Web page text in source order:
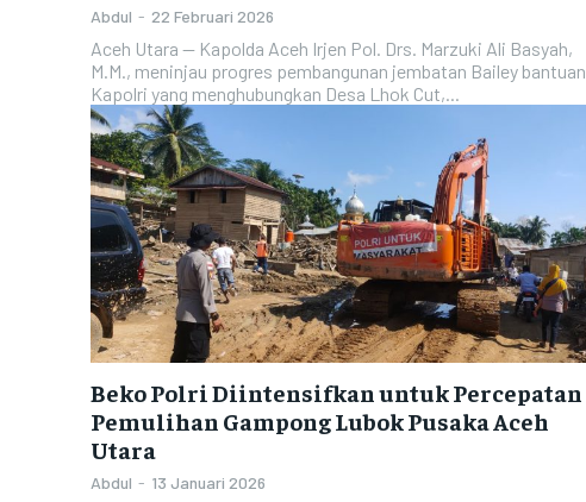
Abdul - 22 Februari 2026
Aceh Utara — Kapolda Aceh Irjen Pol. Drs. Marzuki Ali Basyah,
M.M., meninjau progres pembangunan jembatan Bailey bantuan
Kapolri yang menghubungkan Desa Lhok Cut,...
Beko Polri Diintensifkan untuk Percepatan
Pemulihan Gampong Lubok Pusaka Aceh
Utara
Abdul - 13 Januari 2026